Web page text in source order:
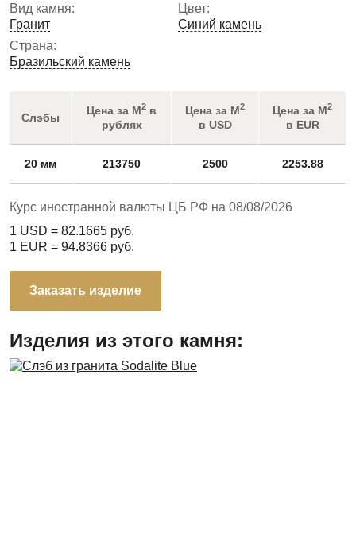
Вид камня:
Гранит
Цвет:
Синий камень
Страна:
Бразильский камень
Слэбы
Цена за М2 в
рублях
Цена за М2
в USD
Цена за М2
в EUR
20 мм 213750 2500 2253.88
Курс иностранной валюты ЦБ РФ на 08/08/2026
1 USD = 82.1665 руб.
1 EUR = 94.8366 руб.
Заказать изделие
Изделия из этого камня: